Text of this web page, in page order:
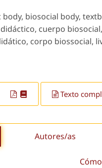
body, biosocial body,
cuerpo
corpo biossocial,
Texto
Autores/as